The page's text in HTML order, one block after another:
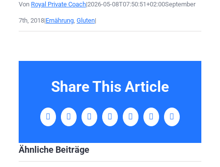
Von Royal Private Coach|2026-05-08T07:50:51+02:00September
7th, 2018|Ernährung, Gluten|
Share This Article
FacebookTwitterLinkedInTumblrPinterestVk
E-
Mail
Ähnliche Beiträge